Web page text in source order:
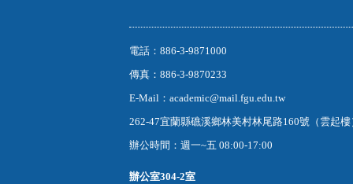
電話：886-3-9871000
傳真：886-3-9870233
E-Mail：academic@mail.fgu.edu.tw
262-47宜蘭縣礁溪鄉林美村林尾路160號（雲起
辦公時間：週一~五 08:00-17:00
辦公室304-2室